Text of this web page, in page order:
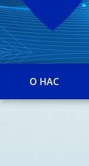
О НАС